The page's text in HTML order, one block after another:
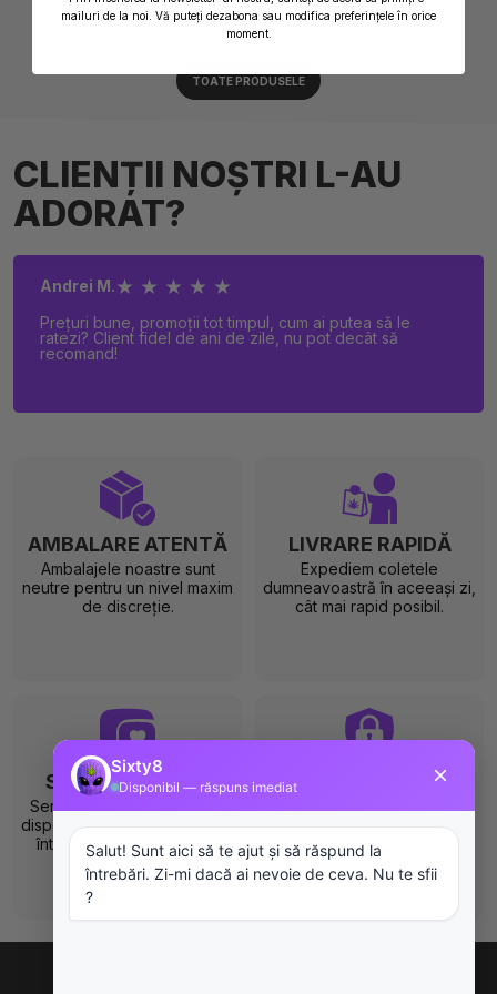
STOC EPUIZAT
TOATE PRODUSELE
CLIENȚII NOȘTRI L-AU
ADORAT?
Andrei M.★ ★ ★ ★ ★
Prețuri bune, promoții tot timpul, cum ai putea să le
ratezi? Client fidel de ani de zile, nu pot decât să
recomand!
AMBALARE ATENTĂ
Ambalajele noastre sunt
neutre pentru un nivel maxim
de discreție.
LIVRARE RAPIDĂ
Expediem coletele
dumneavoastră în aceeași zi,
cât mai rapid posibil.
SUPORT CLIENȚI
Serviciul nostru clienți este
disponibil de luni până vineri,
între orele 10:00 și 22:00.
PLATĂ SIGURĂ
partenerii noștri de
încredere.
mailuri de la noi. Vă puteți dezabona sau modifica preferințele în orice
moment.